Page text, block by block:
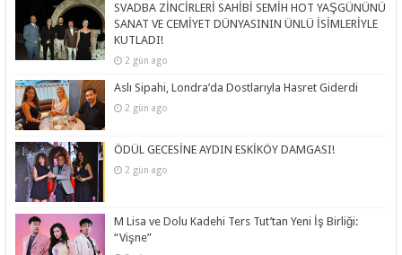
SVADBA ZİNCİRLERİ SAHİBİ SEMİH HOT YAŞGÜNÜNÜ
SANAT VE CEMİYET DÜNYASININ ÜNLÜ İSİMLERİYLE
KUTLADI!
2 gün ago
Aslı Sipahi, Londra’da Dostlarıyla Hasret Giderdi
2 gün ago
ÖDÜL GECESİNE AYDIN ESKİKÖY DAMGASI!
2 gün ago
M Lisa ve Dolu Kadehi Ters Tut’tan Yeni İş Birliği:
“Vişne”